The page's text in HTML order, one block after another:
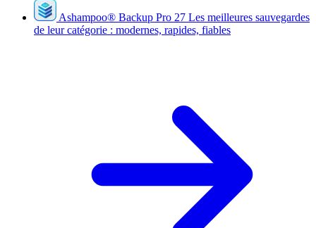
Ashampoo® Backup Pro 27 Les meilleures sauvegardes
de leur catégorie : modernes, rapides, fiables